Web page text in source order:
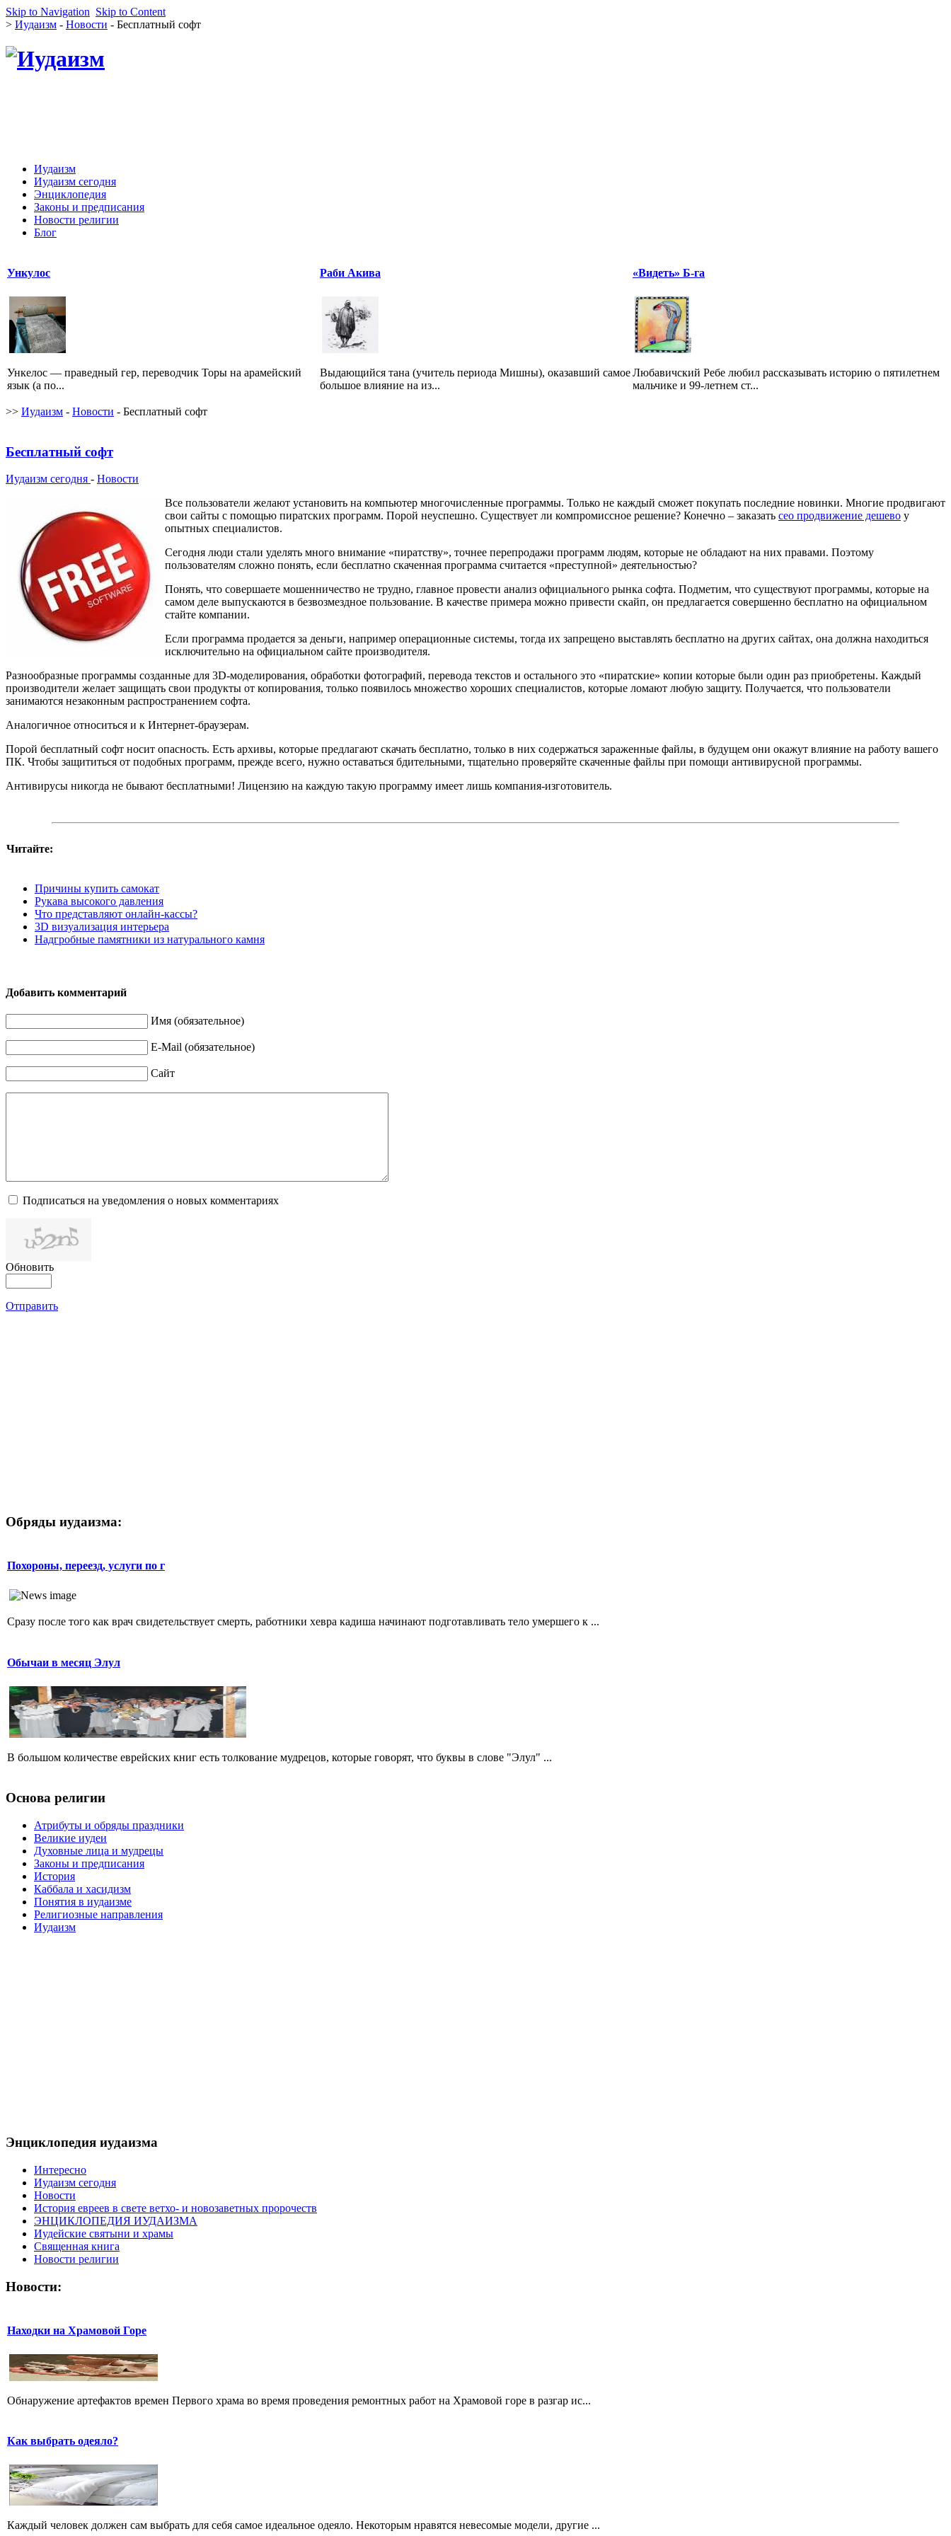
Skip to Navigation Skip to Content
> Иудаизм - Новости - Бесплатный софт
Иудаизм
Иудаизм сегодня
Энциклопедия
Законы и предписания
Новости религии
Блог
Ункулос
Ункелос — праведный гер, переводчик Торы на арамейский
язык (а по...
Раби Акива
Выдающийся тана (учитель периода Мишны), оказавший самое
большое влияние на из...
«Видеть» Б-га
Любавичский Ребе любил рассказывать историю о пятилетнем
мальчике и 99-летнем ст...
>> Иудаизм - Новости - Бесплатный софт
Бесплатный софт
Иудаизм сегодня - Новости
Все пользователи желают установить на компьютер многочисленные программы. Только не каждый сможет покупать последние новинки. Многие продвигают
свои сайты с помощью пиратских программ. Порой неуспешно. Существует ли компромиссное решение? Конечно – заказать сео продвижение дешево у
опытных специалистов.
Сегодня люди стали уделять много внимание «пиратству», точнее перепродажи программ людям, которые не обладают на них правами. Поэтому
пользователям сложно понять, если бесплатно скаченная программа считается «преступной» деятельностью?
Понять, что совершаете мошенничество не трудно, главное провести анализ официального рынка софта. Подметим, что существуют программы, которые на
самом деле выпускаются в безвозмездное пользование. В качестве примера можно привести скайп, он предлагается совершенно бесплатно на официальном
стайте компании.
Если программа продается за деньги, например операционные системы, тогда их запрещено выставлять бесплатно на других сайтах, она должна находиться
исключительно на официальном сайте производителя.
Разнообразные программы созданные для 3D-моделирования, обработки фотографий, перевода текстов и остального это «пиратские» копии которые были один раз приобретены. Каждый
производители желает защищать свои продукты от копирования, только появилось множество хороших специалистов, которые ломают любую защиту. Получается, что пользователи
занимаются незаконным распространением софта.
Аналогичное относиться и к Интернет-браузерам.
Порой бесплатный софт носит опасность. Есть архивы, которые предлагают скачать бесплатно, только в них содержаться зараженные файлы, в будущем они окажут влияние на работу вашего
ПК. Чтобы защититься от подобных программ, прежде всего, нужно оставаться бдительными, тщательно проверяйте скаченные файлы при помощи антивирусной программы.
Антивирусы никогда не бывают бесплатными! Лицензию на каждую такую программу имеет лишь компания-изготовитель.
Читайте:
Причины купить самокат
Рукава высокого давления
Что представляют онлайн-кассы?
3D визуализация интерьера
Надгробные памятники из натурального камня
Добавить комментарий
Имя (обязательное)
E-Mail (обязательное)
Сайт
Подписаться на уведомления о новых комментариях
Обновить
Отправить
Обряды иудаизма:
Похороны, переезд, услуги по г
Сразу после того как врач свидетельствует смерть, работники хевра кадиша начинают подготавливать тело умершего к ...
Обычаи в месяц Элул
В большом количестве еврейских книг есть толкование мудрецов, которые говорят, что буквы в слове "Элул" ...
Основа религии
Атрибуты и обряды праздники
Великие иудеи
Духовные лица и мудрецы
Законы и предписания
История
Каббала и хасидизм
Понятия в иудаизме
Религиозные направления
Иудаизм
Энциклопедия иудаизма
Интересно
Иудаизм сегодня
Новости
История евреев в свете ветхо- и новозаветных пророчеств
ЭНЦИКЛОПЕДИЯ ИУДАИЗМА
Иудейские святыни и храмы
Священная книга
Новости религии
Новости:
Находки на Храмовой Горе
Обнаружение артефактов времен Первого храма во время проведения ремонтных работ на Храмовой горе в разгар ис...
Как выбрать одеяло?
Каждый человек должен сам выбрать для себя самое идеальное одеяло. Некоторым нравятся невесомые модели, другие ...